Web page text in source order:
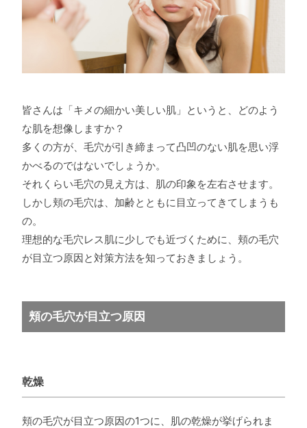
皆さんは「キメの細かい美しい肌」というと、どのよう
な肌を想像しますか？
多くの方が、毛穴が引き締まって凸凹のない肌を思い浮
かべるのではないでしょうか。
それくらい毛穴の見え方は、肌の印象を左右させます。
しかし頬の毛穴は、加齢とともに目立ってきてしまうも
の。
理想的な毛穴レス肌に少しでも近づくために、頬の毛穴
が目立つ原因と対策方法を知っておきましょう。
頬の毛穴が目立つ原因
乾燥
頬の毛穴が目立つ原因の1つに、肌の乾燥が挙げられま